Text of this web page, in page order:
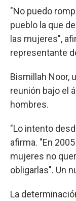
"No puedo
pueblo la que
las mujeres",
representante
Bismillah Noor,
reunión bajo el
hombres.
"Lo intento
afirma. "En
mujeres no
obligarlas". Un
La